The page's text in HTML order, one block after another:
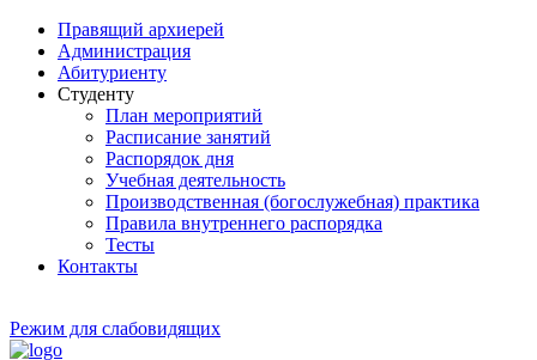
Правящий архиерей
Администрация
Абитуриенту
Студенту
План мероприятий
Расписание занятий
Распорядок дня
Учебная деятельность
Производственная (богослужебная) практика
Правила внутреннего распорядка
Тесты
Контакты
Режим для слабовидящих